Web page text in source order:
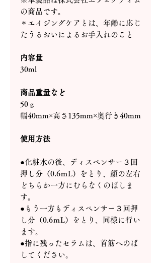
の商品です。
＊エイジングケアとは、年齢に応じ
たうるおいによるお手入れのこと
内容量
30ml
商品重量など
50ｇ
幅40mm×高さ135mm×奥行き40mm
使用方法
●化粧水の後、ディスペンサー３回
押し分（0.6ｍL）をとり、顔の左右
どちらか一方にむらなくのばしま
す。
●もう一方もディスペンサー３回押
し分（0.6ｍL）をとり、同様に行い
ます。
●指に残ったセラムは、首筋へのば
してください。